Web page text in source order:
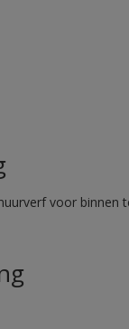
voor binnen